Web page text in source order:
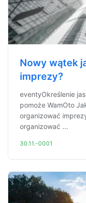
Nowy wątek
imprezy?
eventyOkreślenie
pomoże WamOto
organizować
organizować ...
30.11.-0001